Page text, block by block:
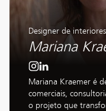
Designer de
Mariana
Mariana Kraemer é
comerciais,
o projeto que